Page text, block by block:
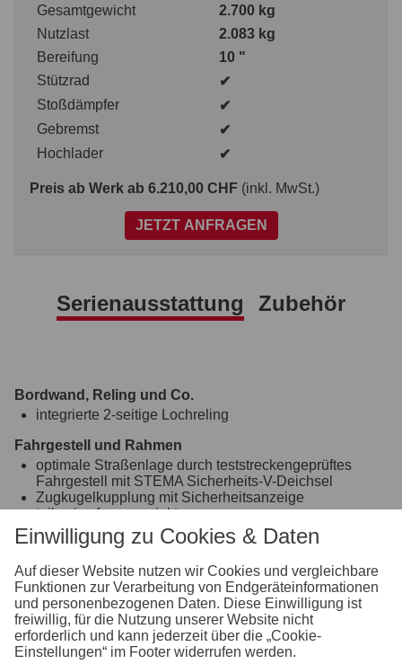
Gesamtgewicht
2.700 kg
Nutzlast
2.083 kg
Bereifung
10 "
Stützrad
✔
Stoßdämpfer
✔
Gebremst
✔
Hochlader
✔
Preis ab Werk ab 6.210,00 CHF (inkl. MwSt.)
JETZT ANFRAGEN
Serienausstattung Zubehör
Bordwand, Reling und Co.
integrierte 2-seitige Lochreling
Fahrgestell und Rahmen
optimale Straßenlage durch teststreckengeprüftes
Fahrgestell mit STEMA Sicherheits-V-Deichsel
Zugkugelkupplung mit Sicherheitsanzeige
teilweise feuerverzinkt
schraub-geschweißtes Fahrgestell
durchgängiger, rutschhemmender und wasserfester
Siebdruckholzboden
15 mm stark
Räder und Achsen
robuste Gummifederachse
Einwilligung zu Cookies & Daten
Auf dieser Website nutzen wir Cookies und vergleichbare
Funktionen zur Verarbeitung von Endgeräteinformationen
und personenbezogenen Daten. Diese Einwilligung ist
freiwillig, für die Nutzung unserer Website nicht
erforderlich und kann jederzeit über die „Cookie-
Einstellungen“ im Footer widerrufen werden.